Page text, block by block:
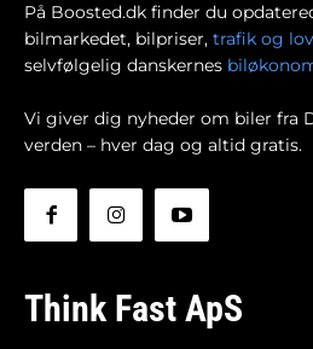
På Boosted.dk finder du
bilmarkedet, bilpriser, trafik og
selvfølgelig danskernes
Vi giver dig nyheder om biler fra
verden – hver dag og altid gratis.
Think Fast ApS